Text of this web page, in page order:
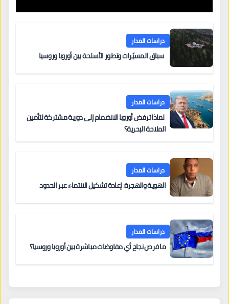
دراسات المدار
سباق المسيّرات وتطور الأسلحة بين أوروبا وروسيا
دراسات المدار
لماذا ترفض أوروبا الانضمام إلى دورية مشتركة لتأمين
الملاحة البحرية؟
دراسات المدار
الهوية والهجرة: إعادة تشكيل الانتماء عبر الحدود
دراسات المدار
ما فرص نجاح أي مفاوضات مباشرة بين أوروبا وروسيا؟